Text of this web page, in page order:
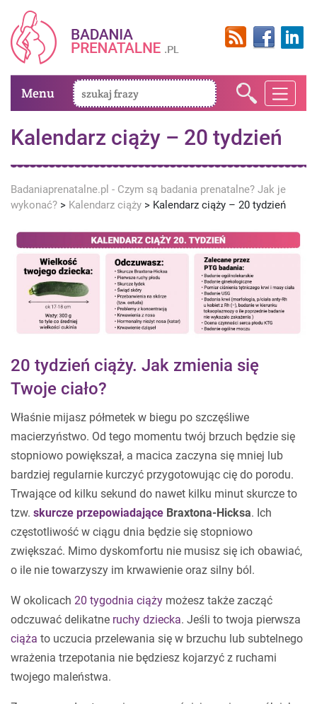
Menu
Kalendarz ciąży – 20 tydzień
Badaniaprenatalne.pl - Czym są badania prenatalne? Jak je
wykonać? > Kalendarz ciąży > Kalendarz ciąży – 20 tydzień
20 tydzień ciąży. Jak zmienia się
Twoje ciało?
Właśnie mijasz półmetek w biegu po szczęśliwe
macierzyństwo. Od tego momentu twój brzuch będzie się
stopniowo powiększał, a macica zaczyna się mniej lub
bardziej regularnie kurczyć przygotowując cię do porodu.
Trwające od kilku sekund do nawet kilku minut skurcze to
tzw. skurcze przepowiadające Braxtona-Hicksa. Ich
częstotliwość w ciągu dnia będzie się stopniowo
zwiększać. Mimo dyskomfortu nie musisz się ich obawiać,
o ile nie towarzyszy im krwawienie oraz silny ból.
W okolicach 20 tygodnia ciąży możesz także zacząć
odczuwać delikatne ruchy dziecka. Jeśli to twoja pierwsza
ciąża to uczucia przelewania się w brzuchu lub subtelnego
wrażenia trzepotania nie będziesz kojarzyć z ruchami
twojego maleństwa.